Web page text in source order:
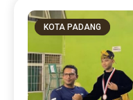
KOTA PADANG